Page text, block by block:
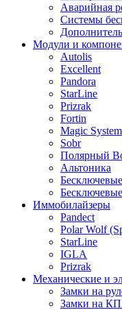
Аварийная
Системы
Модули и
Autolis
Excellent
Pandora
StarLine
Prizrak
Fortin
Magic
Sobr
Полярный
Альтоника
Иммобилайзеры
Pandect
Polar Wolf
StarLine
IGLA
Prizrak
Механические и
Замки на
Замки на